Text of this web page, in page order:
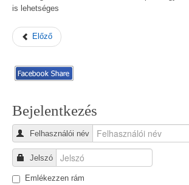
is lehetséges
Előző
Bejelentkezés
Felhasználói név
Jelszó
Emlékezzen rám